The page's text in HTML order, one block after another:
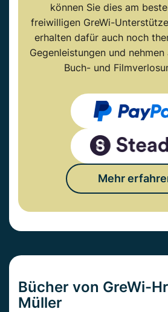
können Sie dies am
freiwilligen GreWi-
erhalten dafür auch noch
Gegenleistungen und
Buch- und
Mehr
Bücher von GreWi-
Müller